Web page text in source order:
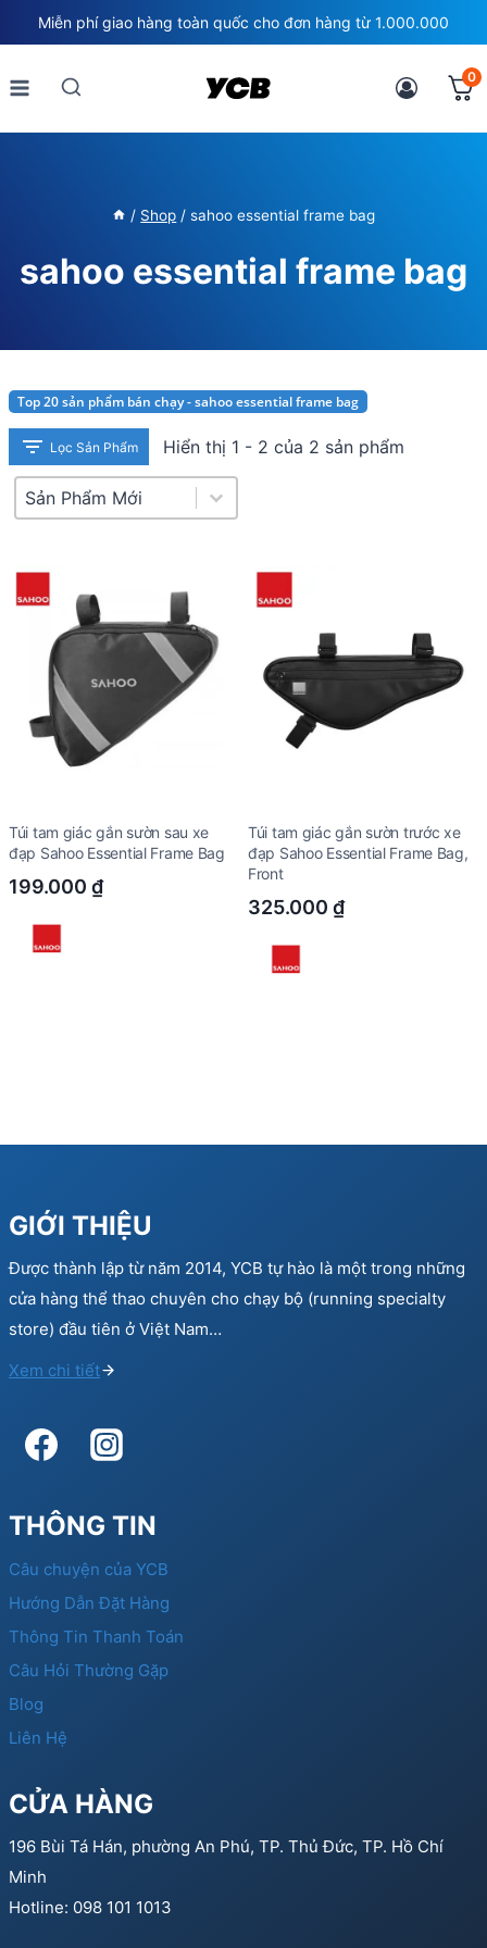
to
content
Miễn phí giao hàng toàn quốc cho đơn hàng từ 1.000.000
0
/ Shop / sahoo essential frame bag
sahoo essential frame bag
Top 20 sản phẩm bán chạy - sahoo essential frame bag
Lọc Sản Phẩm Hiển thị 1 - 2 của 2 sản phẩm
Product Sort
Sort content
Túi tam giác gắn sườn sau xe
đạp Sahoo Essential Frame Bag
199.000 ₫
Túi tam giác gắn sườn trước xe
đạp Sahoo Essential Frame Bag,
Front
325.000 ₫
GIỚI THIỆU
Được thành lập từ năm 2014, YCB tự hào là một trong những
cửa hàng thể thao chuyên cho chạy bộ (running specialty
store) đầu tiên ở Việt Nam…
Xem chi tiết
THÔNG TIN
Câu chuyện của YCB
Hướng Dẫn Đặt Hàng
Thông Tin Thanh Toán
Câu Hỏi Thường Gặp
Blog
Liên Hệ
CỬA HÀNG
196 Bùi Tá Hán, phường An Phú, TP. Thủ Đức, TP. Hồ Chí
Minh
Hotline: 098 101 1013